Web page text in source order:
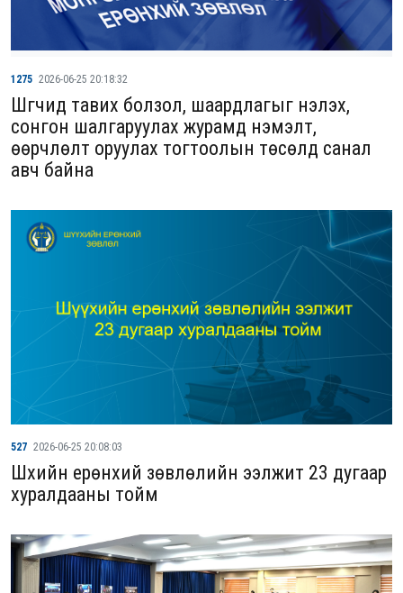
1275 2026-06-25 20:18:32
Шүүгчид тавих болзол, шаардлагыг үнэлэх,
сонгон шалгаруулах журамд нэмэлт,
өөрчлөлт оруулах тогтоолын төсөлд санал
авч байна
527 2026-06-25 20:08:03
Шүүхийн ерөнхий зөвлөлийн ээлжит 23 дугаар
хуралдааны тойм